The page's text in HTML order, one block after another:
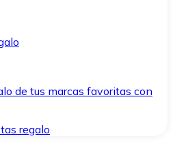
de tus marcas favoritas con
regalo